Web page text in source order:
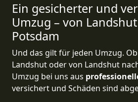
Ein gesicherter und
Umzug – von
Potsdam
Und das gilt für jeden Umzug.
Landshut oder von Landshut
Umzug bei uns aus
versichert und Schäden sind